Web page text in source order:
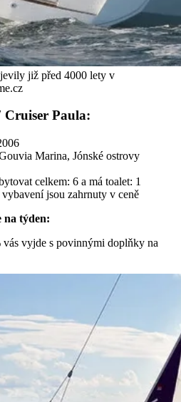
již před 4000 lety v
Cruiser Paula:
Marina, Jónské ostrovy
celkem: 6 a má toalet: 1
jsou zahrnuty v ceně
na týden:
vás vyjde s povinnými doplňky na